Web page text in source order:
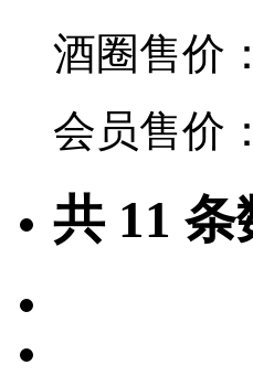
酒圈售价：
会员售价
共 11 条